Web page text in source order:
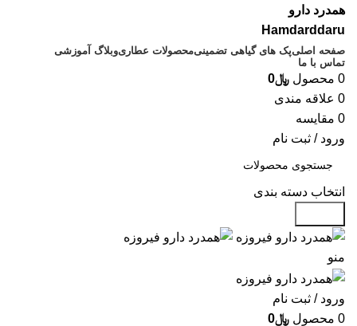
همدرد دارو
Hamdarddaru
صفحه اصلیپک های گیاهی تضمینیمحصولات عطاریوبلاگ آموزشی
تماس با ما
0 محصول ﷼0
0 علاقه مندی
0 مقایسه
ورود / ثبت نام
انتخاب دسته بندی
منو
ورود / ثبت نام
0 محصول ﷼0